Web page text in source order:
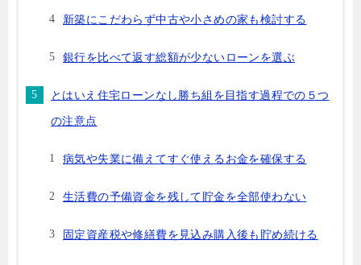
新築にこだわらず中古や小さめの家も検討する
銀行を比べて返す総額が少ないローンを選ぶ
とはいえ住宅ローンなし勝ち組を目指す過程での５つ
の注意点
病気や失業に備えてすぐ使えるお金を確保する
生活費の予備資金を残して貯金を全部使わない
固定資産税や修繕費を見込み購入後も貯め続ける